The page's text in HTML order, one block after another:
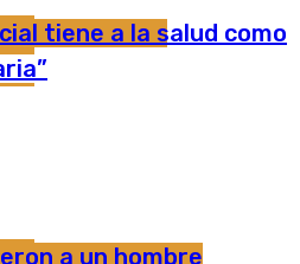
tiene a la salud como
a un hombre